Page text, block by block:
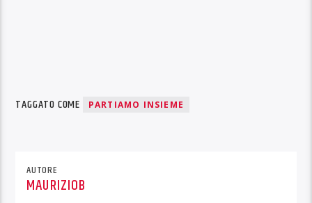
TAGGATO COME PARTIAMO INSIEME
AUTORE
MAURIZIOB